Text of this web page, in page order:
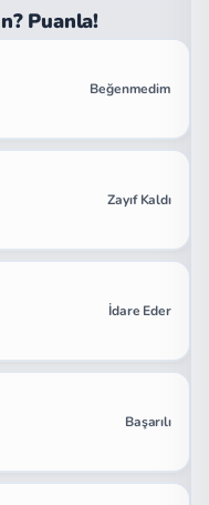
Puanla!
Beğenmedim
Zayıf Kaldı
İdare Eder
Başarılı